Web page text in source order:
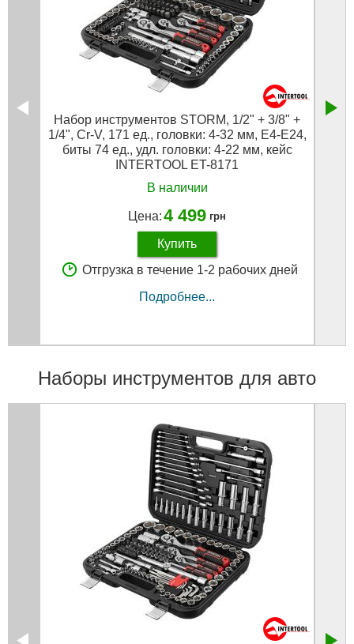
Набор инструментов STORM, 1/2" + 3/8" +
1/4", Cr-V, 171 ед., головки: 4-32 мм, E4-E24,
биты 74 ед., удл. головки: 4-22 мм, кейс
INTERTOOL ET-8171
В наличии
Цена:4 499 грн
Купить
Отгрузка в течение 1-2 рабочих дней
Подробнее...
Наборы инструментов для авто